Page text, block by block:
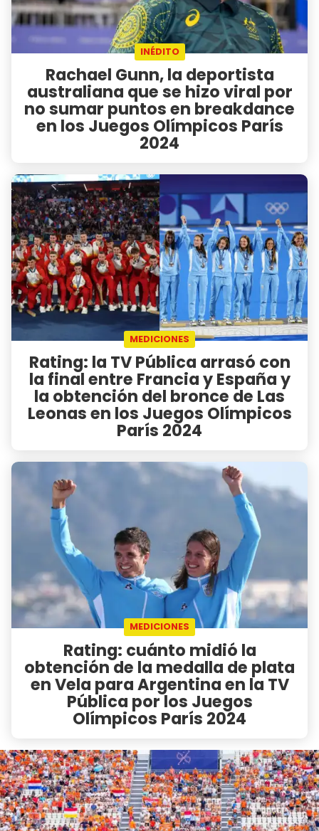
INÉDITO
Rachael Gunn, la deportista
australiana que se hizo viral por
no sumar puntos en breakdance
en los Juegos Olímpicos París
2024
MEDICIONES
Rating: la TV Pública arrasó con
la final entre Francia y España y
la obtención del bronce de Las
Leonas en los Juegos Olímpicos
París 2024
MEDICIONES
Rating: cuánto midió la
obtención de la medalla de plata
en Vela para Argentina en la TV
Pública por los Juegos
Olímpicos París 2024